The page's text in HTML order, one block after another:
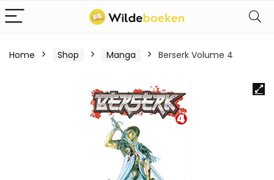
Home Shop Manga Berserk Volume 4